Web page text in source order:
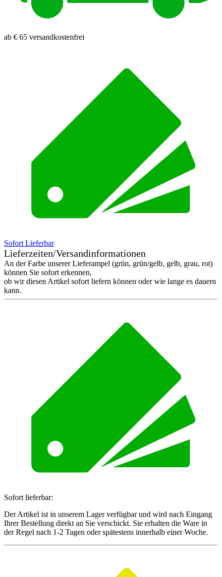
ab € 65 versandkostenfrei
Sofort Lieferbar
Lieferzeiten/Versandinformationen
An der Farbe unserer Lieferampel (grün, grün/gelb, gelb, grau, rot)
können Sie sofort erkennen,
ob wir diesen Artikel sofort liefern können oder wie lange es dauern
kann.
Sofort lieferbar:
Der Artikel ist in unserem Lager verfügbar und wird nach Eingang
Ihrer Bestellung direkt an Sie verschickt. Sie erhalten die Ware in
der Regel nach 1-2 Tagen oder spätestens innerhalb einer Woche.